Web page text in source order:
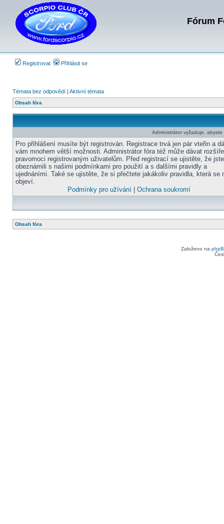
Fórum
Registrovat Přihlásit se
Témata bez odpovědí | Aktivní témata
Obsah fóra
Administrátor vyžaduje,
Pro přihlášení musíte být registrován. Registrace trvá jen pár vteřin a
vám mnohem větší možnosti. Administrátor fóra též může dávat
pravomoci registrovaným uživatelům. Před registrací se ujistěte, že
obeznámili s našimi podmínkami pro použití a s dalšími pravidly a
ujednáními. Také se ujistěte, že si přečtete jakákoliv pravidla, která se
objeví.
Podmínky pro užívání| Ochrana soukromí
Obsah fóra
Založeno na